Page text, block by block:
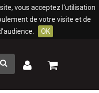
vous acceptez l'utilisation
de votre visite et de
OK
Rechercher
Mon
Mon